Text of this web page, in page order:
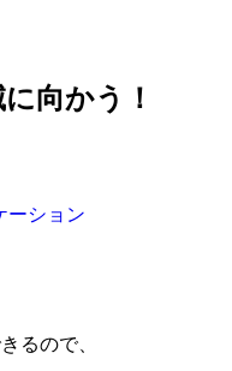
向かう！
ーション
るので、